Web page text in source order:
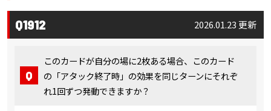
Q1912 2026.01.23 更新
このカードが自分の場に2枚ある場合、このカード
の「アタック終了時」の効果を同じターンにそれぞ
れ1回ずつ発動できますか？